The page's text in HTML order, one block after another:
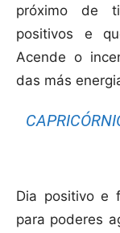
próximo de
positivos e
Acende o
das más
Dia positivo e
para poderes